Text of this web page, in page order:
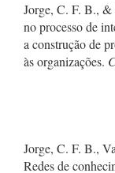
Jorge, C. F. B.,
no processo de
a construção de
às organizações.
Jorge, C. F. B.,
Redes de